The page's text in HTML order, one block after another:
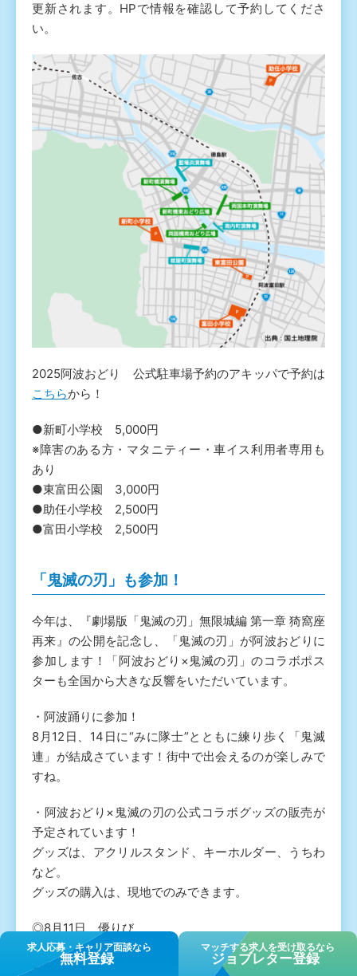
更新されます。HPで情報を確認して予約してくださ
い。
2025阿波おどり 公式駐車場予約のアキッパで予約は
こちらから！
●新町小学校 5,000円
※障害のある方・マタニティー・車イス利用者専用も
あり
●東富田公園 3,000円
●助任小学校 2,500円
●富田小学校 2,500円
「鬼滅の刃」も参加！
今年は、『劇場版「鬼滅の刃」無限城編 第一章 猗窩座
再来』の公開を記念し、「鬼滅の刃」が阿波おどりに
参加します！「阿波おどり×鬼滅の刃」のコラボポス
ターも全国から大きな反響をいただいています。
・阿波踊りに参加！
8月12日、14日に“みに隊士”とともに練り歩く「鬼滅
連」が結成さています！街中で出会えるのが楽しみで
すね。
・阿波おどり×鬼滅の刃の公式コラボグッズの販売が
予定されています！
グッズは、アクリルスタンド、キーホルダー、うちわ
など。
グッズの購入は、現地でのみできます。
◎8月11日 優りび
アスティ徳島会場内にて販売
※優び観覧者のみ入場可能です。 ※第1～3部でそれぞ
求⼈応募・キャリア⾯談なら
無料登録
マッチする求人を受け取るなら
ジョブレター登録